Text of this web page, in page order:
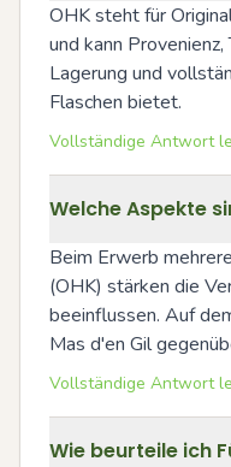
OHK steht für
und kann
Lagerung und
Flaschen bietet.
Vollständige Antwort
Welche Aspekte
Beim Erwerb
(OHK) stärken die
beeinflussen. Auf
Mas d'en Gil
Vollständige Antwort
Wie beurteile ich